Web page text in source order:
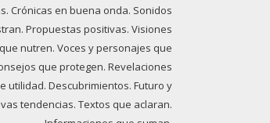
Crónicas en buena onda. Sonidos
Propuestas positivas. Visiones
nutren. Voces y personajes que
que protegen. Revelaciones
utilidad. Descubrimientos. Futuro y
tendencias. Textos que aclaran.